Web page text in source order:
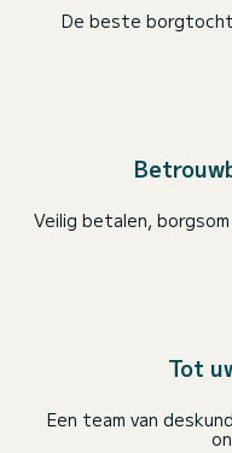
De beste
Veilig betalen,
Tot
Een team van